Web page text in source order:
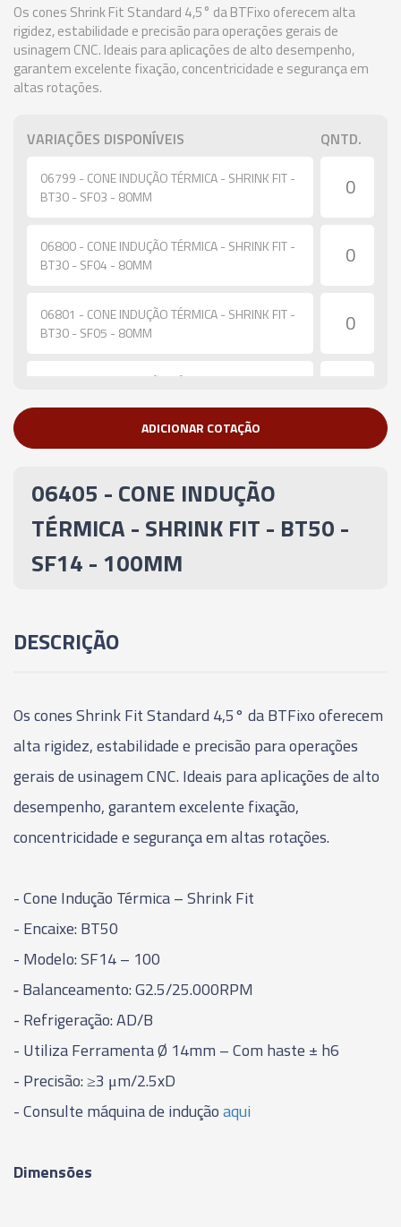
Os cones Shrink Fit Standard 4,5° da BTFixo oferecem alta
rigidez, estabilidade e precisão para operações gerais de
usinagem CNC. Ideais para aplicações de alto desempenho,
garantem excelente fixação, concentricidade e segurança em
altas rotações.
VARIAÇÕES DISPONÍVEIS QNTD.
06799 - CONE INDUÇÃO TÉRMICA - SHRINK FIT -
BT30 - SF03 - 80MM
06800 - CONE INDUÇÃO TÉRMICA - SHRINK FIT -
BT30 - SF04 - 80MM
06801 - CONE INDUÇÃO TÉRMICA - SHRINK FIT -
BT30 - SF05 - 80MM
06802 - CONE INDUÇÃO TÉRMICA - SHRINK FIT -
06803 - CONE INDUÇÃO TÉRMICA - SHRINK FIT -
06804 - CONE INDUÇÃO TÉRMICA - SHRINK FIT -
BT30 - SF10 - 80MM
06806 - CONE INDUÇÃO TÉRMICA - SHRINK FIT -
06807 - CONE INDUÇÃO TÉRMICA - SHRINK FIT -
BT30 - SF16 - 80MM
06792 - CONE INDUÇÃO TÉRMICA - SHRINK FIT -
BT40 - SF04 - 90MM
06794 - CONE INDUÇÃO TÉRMICA - SHRINK FIT -
06795 - CONE INDUÇÃO TÉRMICA - SHRINK FIT -
BT40 - SF10 - 90MM
06796 - CONE INDUÇÃO TÉRMICA - SHRINK FIT -
BT40 - SF12 - 90MM
ADICIONAR COTAÇÃO
06405 - CONE INDUÇÃO
TÉRMICA - SHRINK FIT - BT50 -
SF14 - 100MM
DESCRIÇÃO
Os cones Shrink Fit Standard 4,5° da BTFixo oferecem
alta rigidez, estabilidade e precisão para operações
gerais de usinagem CNC. Ideais para aplicações de alto
desempenho, garantem excelente fixação,
concentricidade e segurança em altas rotações.
- Cone Indução Térmica – Shrink Fit
- Encaixe: BT50
- Modelo: SF14 – 100
‑ Balanceamento: G2.5/25.000RPM
- Refrigeração: AD/B
- Utiliza Ferramenta Ø 14mm – Com haste ± h6
- Precisão: ≥3 μm/2.5xD
- Consulte máquina de induçãoaqui
Dimensões